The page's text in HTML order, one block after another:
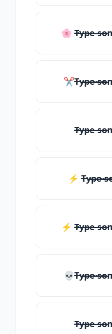
🌸 T̶̴y̶̴p̶̴e̶̴
✂T̶̴y̶̴p̶̴e̶̴
T̶̴y̶̴p̶̴e̶̴
⚡ T̶̴y̶̴p̶̴e̶̴
⚡️ T̶̴y̶̴p̶̴e̶̴
💀T̶̴y̶̴p̶̴e̶̴
T̶̴y̶̴p̶̴e̶̴